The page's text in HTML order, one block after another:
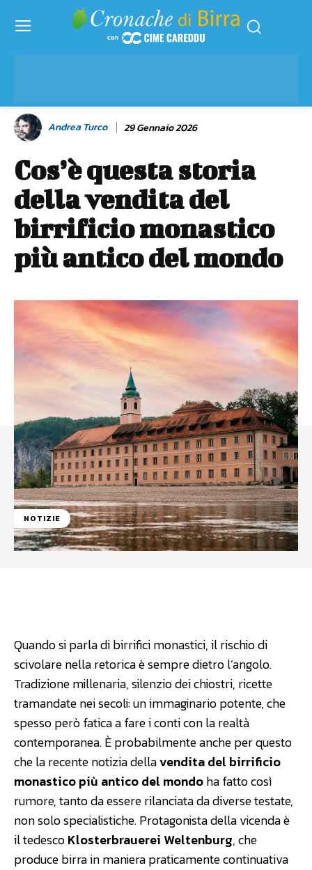
Andrea Turco 29 Gennaio 2026
Cos’è questa storia
della vendita del
birrificio monastico
più antico del mondo
NOTIZIE
Quando si parla di birrifici monastici, il rischio di
scivolare nella retorica è sempre dietro l’angolo.
Tradizione millenaria, silenzio dei chiostri, ricette
tramandate nei secoli: un immaginario potente, che
spesso però fatica a fare i conti con la realtà
contemporanea. È probabilmente anche per questo
che la recente notizia dellavendita del birrificio
monastico più antico del mondoha fatto così
rumore, tanto da essere rilanciata da diverse testate,
non solo specialistiche. Protagonista della vicenda è
il tedescoKlosterbrauerei Weltenburg, che
produce birra in maniera praticamente continuativa